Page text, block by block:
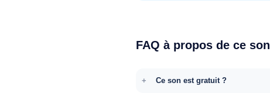
FAQ à propos de ce son
Ce son est gratuit ?